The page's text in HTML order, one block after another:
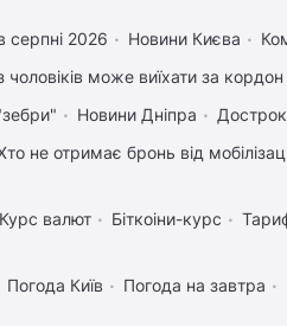
серпні 2026 Новини Києва
чоловіків може виїхати за кордон
Новини Дніпра
не отримає бронь від
Курс валют Біткоіни-курс
Погода Київ Погода на завтра